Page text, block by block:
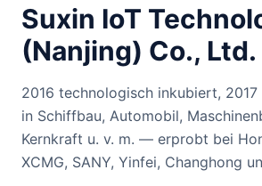
Suxin IoT
(Nanjing) Co., Ltd.
2016 technologisch inkubiert,
in Schiffbau, Automobil,
Kernkraft u. v. m. — erprobt bei
XCMG, SANY, Yinfei, Changhong